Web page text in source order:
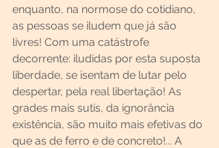
enquanto, na normose do cotidiano,
as pessoas se iludem que já são
livres! Com uma catástrofe
decorrente: iludidas por esta suposta
liberdade, se isentam de lutar pelo
despertar, pela real libertação! As
grades mais sutis, da ignorância
existência, são muito mais efetivas do
que as de ferro e de concreto!... A